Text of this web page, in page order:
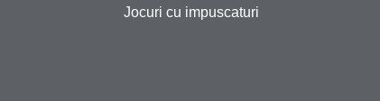
Jocuri cu impuscaturi